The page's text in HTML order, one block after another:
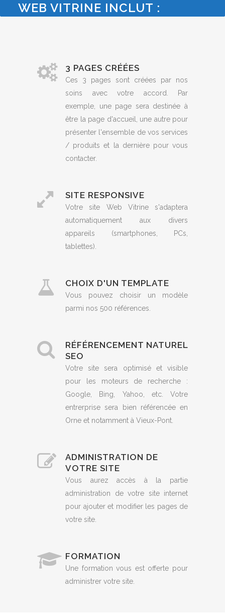
WEB VITRINE INCLUT :
3 PAGES CRÉÉES
Ces 3 pages sont créées par nos
soins avec votre accord. Par
exemple, une page sera destinée à
être la page d'accueil, une autre pour
présenter l'ensemble de vos services
/ produits et la dernière pour vous
contacter.
SITE RESPONSIVE
Votre site Web Vitrine s'adaptera
automatiquement aux divers
appareils (smartphones, PCs,
tablettes).
CHOIX D'UN TEMPLATE
Vous pouvez choisir un modèle
parmi nos 500 références.
RÉFÉRENCEMENT NATUREL
SEO
Votre site sera optimisé et visible
pour les moteurs de recherche :
Google, Bing, Yahoo, etc. Votre
entrerprise sera bien référencée en
Orne et notamment à Vieux-Pont.
ADMINISTRATION DE
VOTRE SITE
Vous aurez accès à la partie
administration de votre site internet
pour ajouter et modifier les pages de
votre site.
FORMATION
Une formation vous est offerte pour
administrer votre site.